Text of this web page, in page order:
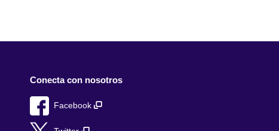
Conecta con nosotros
Facebook